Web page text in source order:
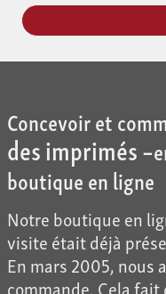
Concevoir et
des imprimés –
boutique en ligne
Notre boutique en
visite était déjà
En mars 2005, nous
commande. Cela